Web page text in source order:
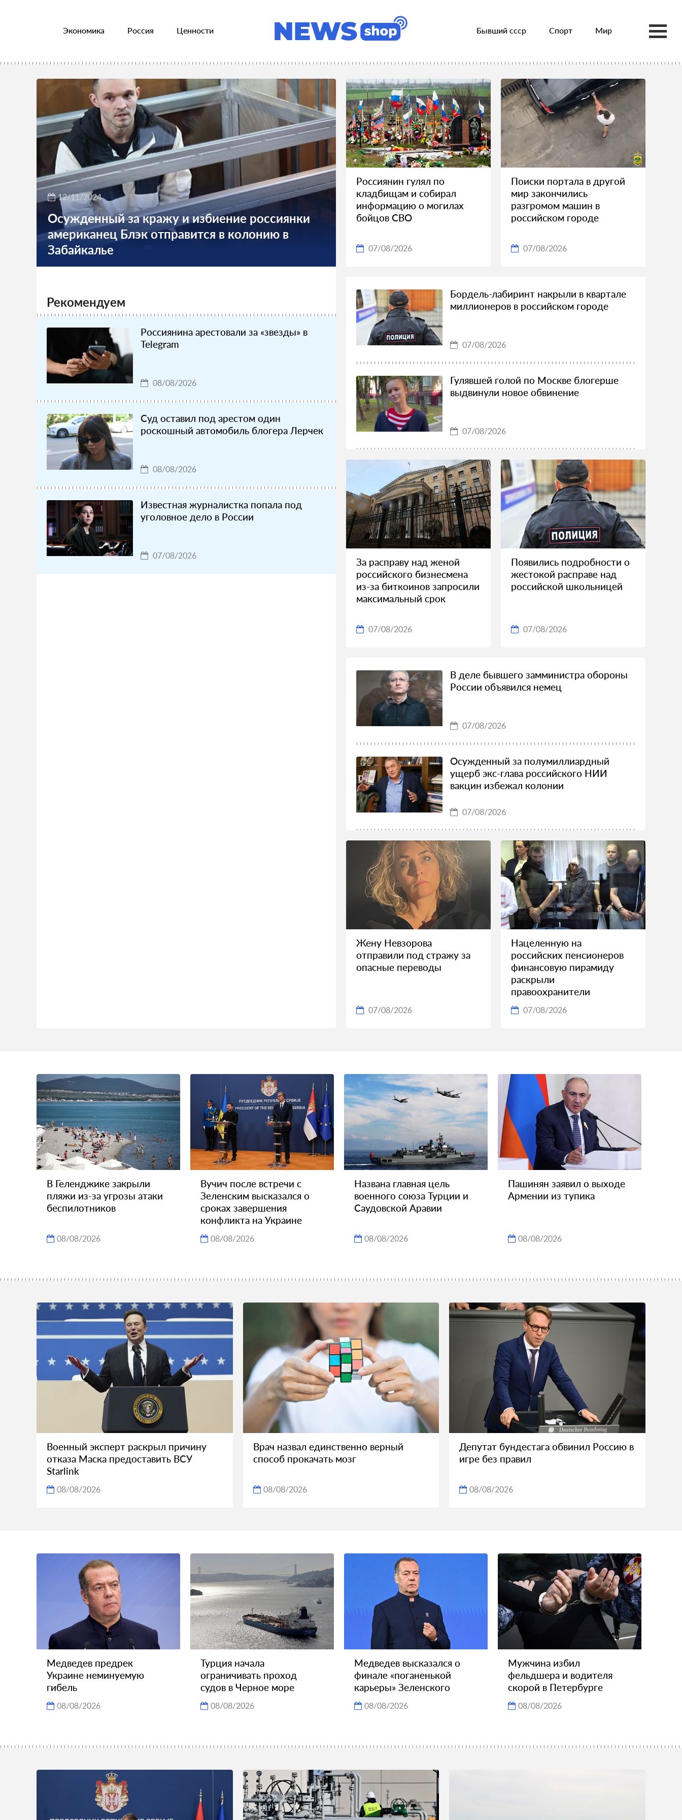
Экономика Россия Ценности Бывший ссср Спорт Мир
12/11/2024
Осужденный за кражу и избиение россиянки
американец Блэк отправится в колонию в
Забайкалье
Рекомендуем
Россиянина арестовали за «звезды» в
Telegram
08/08/2026
Суд оставил под арестом один
роскошный автомобиль блогера Лерчек
08/08/2026
Известная журналистка попала под
уголовное дело в России
07/08/2026
Россиянин гулял по
кладбищам и собирал
информацию о могилах
бойцов СВО
07/08/2026
Поиски портала в другой
мир закончились
разгромом машин в
российском городе
07/08/2026
Бордель-лабиринт накрыли в квартале
миллионеров в российском городе
07/08/2026
Гулявшей голой по Москве блогерше
выдвинули новое обвинение
07/08/2026
За расправу над женой
российского бизнесмена
из-за биткоинов запросили
максимальный срок
07/08/2026
Появились подробности о
жестокой расправе над
российской школьницей
07/08/2026
В деле бывшего замминистра обороны
России объявился немец
07/08/2026
Осужденный за полумиллиардный
ущерб экс-глава российского НИИ
вакцин избежал колонии
07/08/2026
Жену Невзорова
отправили под стражу за
опасные переводы
07/08/2026
Нацеленную на
российских пенсионеров
финансовую пирамиду
раскрыли
правоохранители
07/08/2026
В Геленджике закрыли
пляжи из-за угрозы атаки
беспилотников
08/08/2026
Вучич после встречи с
Зеленским высказался о
сроках завершения
конфликта на Украине
08/08/2026
Названа главная цель
военного союза Турции и
Саудовской Аравии
08/08/2026
Пашинян заявил о выходе
Армении из тупика
08/08/2026
Военный эксперт раскрыл причину
отказа Маска предоставить ВСУ
Starlink
08/08/2026
Врач назвал единственно верный
способ прокачать мозг
08/08/2026
Депутат бундестага обвинил Россию в
игре без правил
08/08/2026
Медведев предрек
Украине неминуемую
гибель
08/08/2026
Турция начала
ограничивать проход
судов в Черное море
08/08/2026
Медведев высказался о
финале «поганенькой
карьеры» Зеленского
08/08/2026
Мужчина избил
фельдшера и водителя
скорой в Петербурге
08/08/2026